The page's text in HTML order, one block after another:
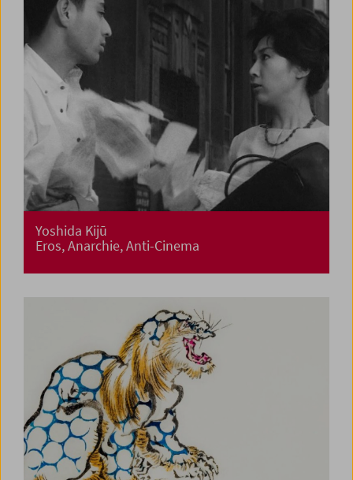
Yoshida Kijū
Eros, Anarchie, Anti-Cinema